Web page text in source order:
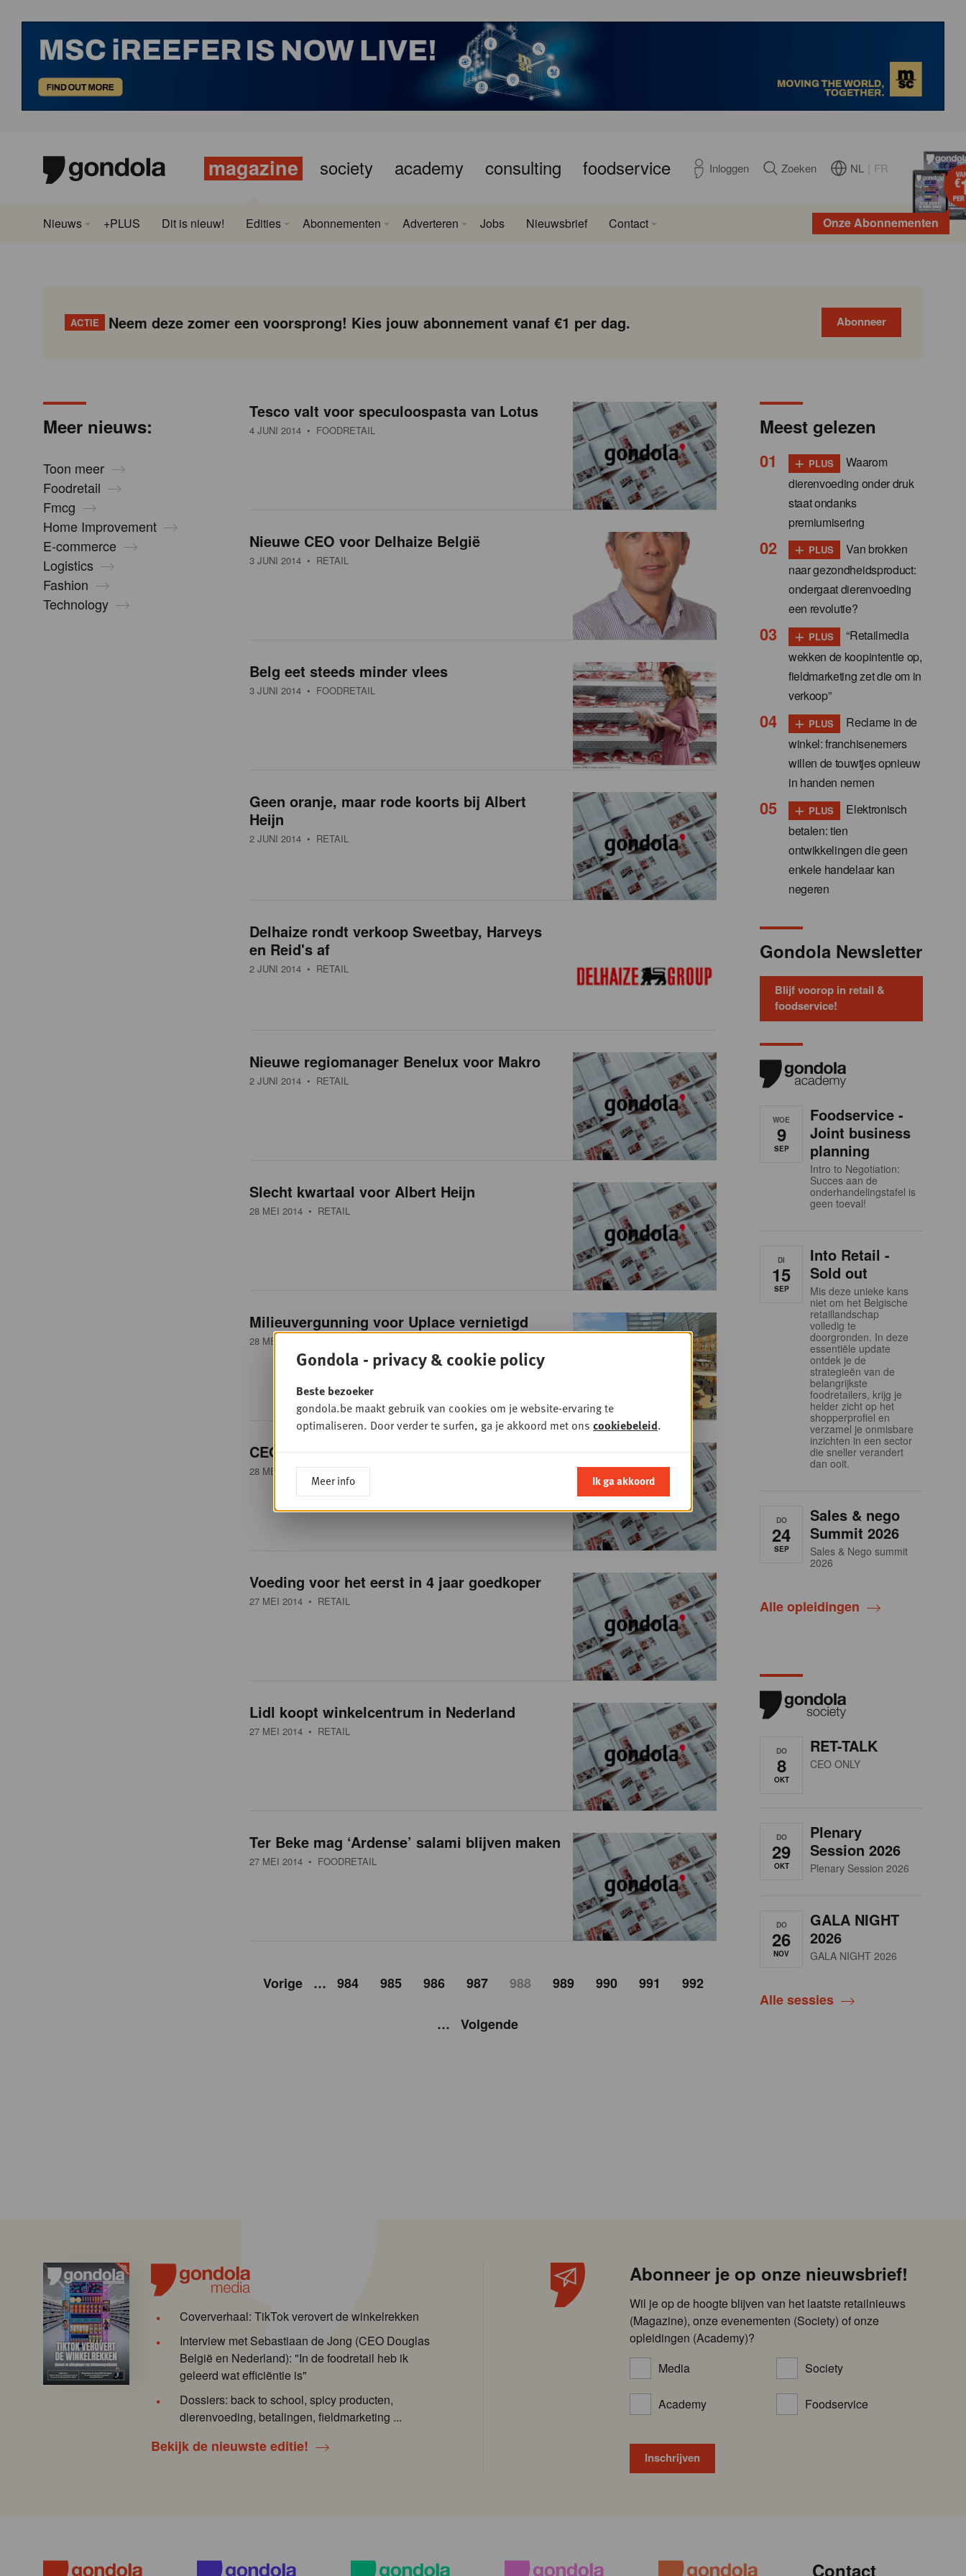
magazine society academy consulting foodservice Inloggen Zoeken NL FR
Onze Abonnementen
Nieuws +PLUS Dit is nieuw! Edities Abonnementen Adverteren Jobs Nieuwsbrief Contact
ACTIE Neem deze zomer een voorsprong! Kies jouw abonnement vanaf €1 per dag. Abonneer
Meer nieuws:
Toon meer
Foodretail
Fmcg
Home Improvement
E-commerce
Logistics
Fashion
Technology
Tesco valt voor speculoospasta van Lotus
4 JUNI 2014 • FOODRETAIL
Nieuwe CEO voor Delhaize België
3 JUNI 2014 • RETAIL
Belg eet steeds minder vlees
3 JUNI 2014 • FOODRETAIL
Geen oranje, maar rode koorts bij Albert
Heijn
2 JUNI 2014 • RETAIL
Delhaize rondt verkoop Sweetbay, Harveys
en Reid's af
2 JUNI 2014 • RETAIL
Nieuwe regiomanager Benelux voor Makro
2 JUNI 2014 • RETAIL
Slecht kwartaal voor Albert Heijn
28 MEI 2014 • RETAIL
Milieuvergunning voor Uplace vernietigd
28 MEI 2014
CEO Delhaize België stapt op
28 MEI 2014• RETAIL
Voeding voor het eerst in 4 jaar goedkoper
27 MEI 2014 • RETAIL
Lidl koopt winkelcentrum in Nederland
27 MEI 2014 • RETAIL
Ter Beke mag ‘Ardense’ salami blijven maken
27 MEI 2014 • FOODRETAIL
P
a
i
o
Vorige
Vorige …
Page
984
Page
985
Page
986
Page
987
Current
page
988
Page
989
Page
990
Page
991
Page
992
…
Volgende
Volgende
Meest gelezen
+ PLUS
Waarom
dierenvoeding onder druk
staat ondanks
premiumisering
+ PLUS
Van brokken
naar gezondheidsproduct:
ondergaat dierenvoeding
een revolutie?
+ PLUS
“Retailmedia
wekken de koopintentie op,
fieldmarketing zet die om in
verkoop”
+ PLUS
Reclame in de
winkel: franchisenemers
willen de touwtjes opnieuw
in handen nemen
+ PLUS
Elektronisch
betalen: tien
ontwikkelingen die geen
enkele handelaar kan
negeren
Gondola Newsletter
Blijf voorop in retail &
foodservice!
WOE
9
SEP
Foodservice -
Joint business
planning
Intro to Negotiation:
Succes aan de
onderhandelingstafel is
geen toeval!
DI
15
SEP
Into Retail -
Sold out
Mis deze unieke kans
niet om het Belgische
retaillandschap
volledig te
doorgronden. In deze
essentiële update
ontdek je de
strategieën van de
belangrijkste
foodretailers, krijg je
helder zicht op het
shopperprofiel en
verzamel je onmisbare
inzichten in een sector
die sneller verandert
dan ooit.
DO
24
SEP
Sales & nego
Summit 2026
Sales & Nego summit
2026
Alle opleidingen
DO
8
OKT
RET-TALK
CEO ONLY
DO
29
OKT
Plenary
Session 2026
Plenary Session 2026
DO
26
NOV
GALA NIGHT
2026
GALA NIGHT 2026
Alle sessies
Coververhaal: TikTok verovert de winkelrekken
Interview met Sebastiaan de Jong (CEO Douglas
België en Nederland): "In de foodretail heb ik
geleerd wat efficiëntie is"
Dossiers: back to school, spicy producten,
dierenvoeding, betalingen, fieldmarketing ...
Bekijk de nieuwste editie!
Abonneer je op onze nieuwsbrief!
Wil je op de hoogte blijven van het laatste retailnieuws
(Magazine), onze evenementen (Society) of onze
opleidingen (Academy)?
Media
Society
Academy Foodservice
Contact
Gondola - privacy & cookie policy
Beste bezoeker
gondola.be maakt gebruik van cookies om je website-ervaring te
optimaliseren. Door verder te surfen, ga je akkoord met ons cookiebeleid.
Meer info Ik ga akkoord